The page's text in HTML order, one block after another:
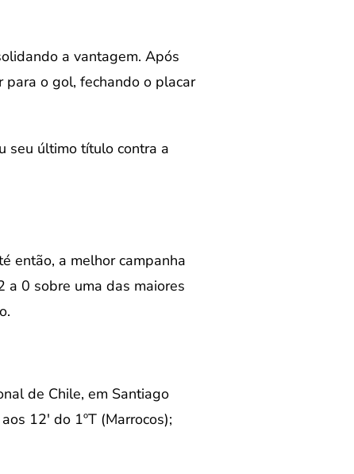
a vantagem. Após
para o gol, fechando o placar
seu último título contra a
então, a melhor campanha
a 0 sobre uma das maiores
de Chile, em Santiago
12′ do 1ºT (Marrocos);